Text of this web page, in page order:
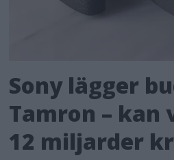
Sony lägger
Tamron – kan
12 miljarder